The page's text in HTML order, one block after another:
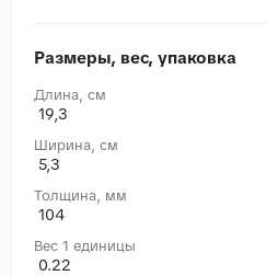
Размеры, вес, упаковка
Длина, cм
19,3
Ширина, cм
5,3
Толщина, мм
104
Вес 1 единицы
0.22